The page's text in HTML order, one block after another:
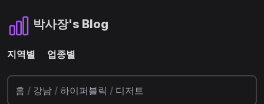
박사장's Blog
지역별 업종별
홈 / 강남 / 하이퍼블릭 / 디저트